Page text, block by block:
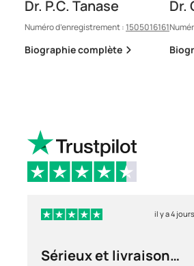
Dr. P.C. Tanase
Numéro d’enregistrement :1505016161
Biographie complète
Dr.
il y a 4 jours
Sérieux et livraison